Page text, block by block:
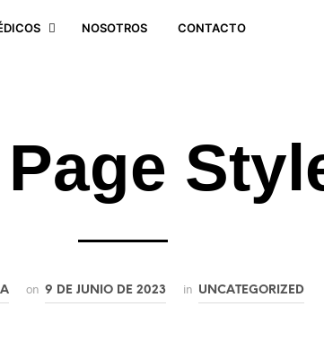
NOSOTROS CONTACTO
on 9 DE JUNIO DE 2023 in UNCATEGORIZED